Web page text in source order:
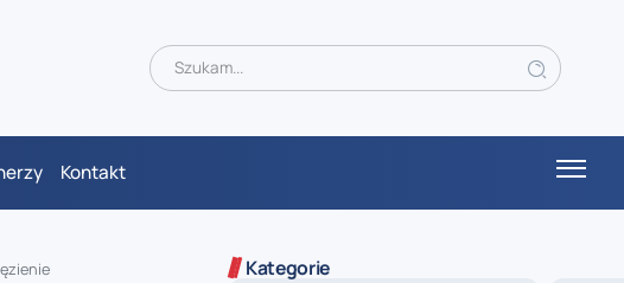
Kontakt
Kategorie